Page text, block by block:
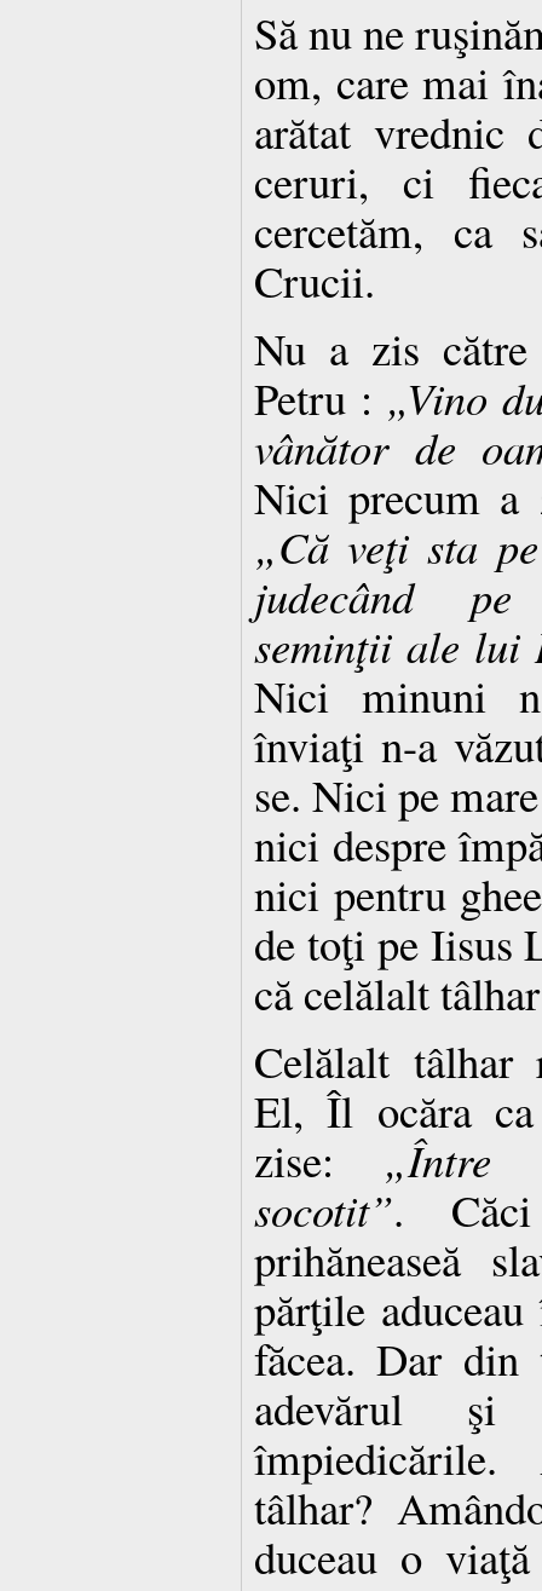
Să nu ne
om, care mai
arătat vrednic
ceruri, ci
cercetăm, ca
Crucii.
Nu a zis
Petru : „Vino
vânător de
Nici precum a
„Că veţi sta
judecând pe
seminţii ale lui
Nici minuni
înviaţi n-a
se. Nici pe
nici despre
nici pentru
de toţi pe Iisus
că celălalt
Celălalt tâlhar
El, Îl ocăra ca
zise: „Între
socotit”.
prihăneaseă
părţile
făcea. Dar din
adevărul şi
tâlhar?
duceau o viaţă